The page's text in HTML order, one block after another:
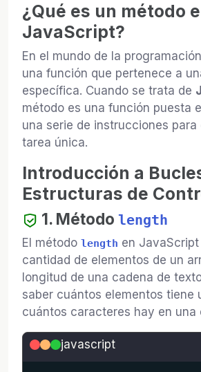
¿Qué es un método
JavaScript?
En el mundo de la
una función que pertenece a
específica. Cuando se trata de
método es una función puesta
una serie de instrucciones
tarea única.
Introducción a
Estructuras de
1. Método length
El método length en
cantidad de elementos de un
longitud de una cadena de
saber cuántos elementos tiene
cuántos caracteres hay en una
javascript